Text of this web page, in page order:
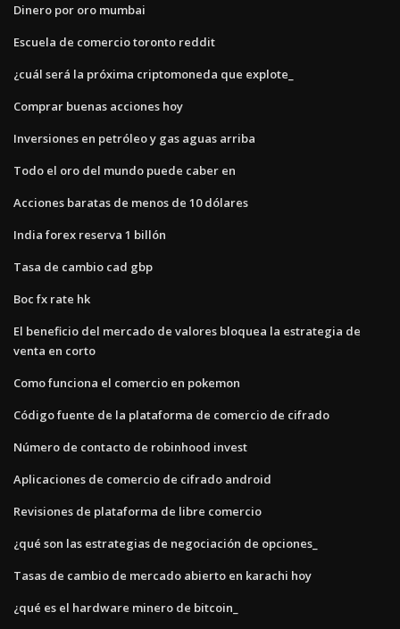
Dinero por oro mumbai
Escuela de comercio toronto reddit
¿cuál será la próxima criptomoneda que explote_
Comprar buenas acciones hoy
Inversiones en petróleo y gas aguas arriba
Todo el oro del mundo puede caber en
Acciones baratas de menos de 10 dólares
India forex reserva 1 billón
Tasa de cambio cad gbp
Boc fx rate hk
El beneficio del mercado de valores bloquea la estrategia de
venta en corto
Como funciona el comercio en pokemon
Código fuente de la plataforma de comercio de cifrado
Número de contacto de robinhood invest
Aplicaciones de comercio de cifrado android
Revisiones de plataforma de libre comercio
¿qué son las estrategias de negociación de opciones_
Tasas de cambio de mercado abierto en karachi hoy
¿qué es el hardware minero de bitcoin_